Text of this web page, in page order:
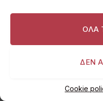
ΟΛΑ
ΔΕΝ
Cookie
Οι παράγκες της
ετοιμόρροπες.